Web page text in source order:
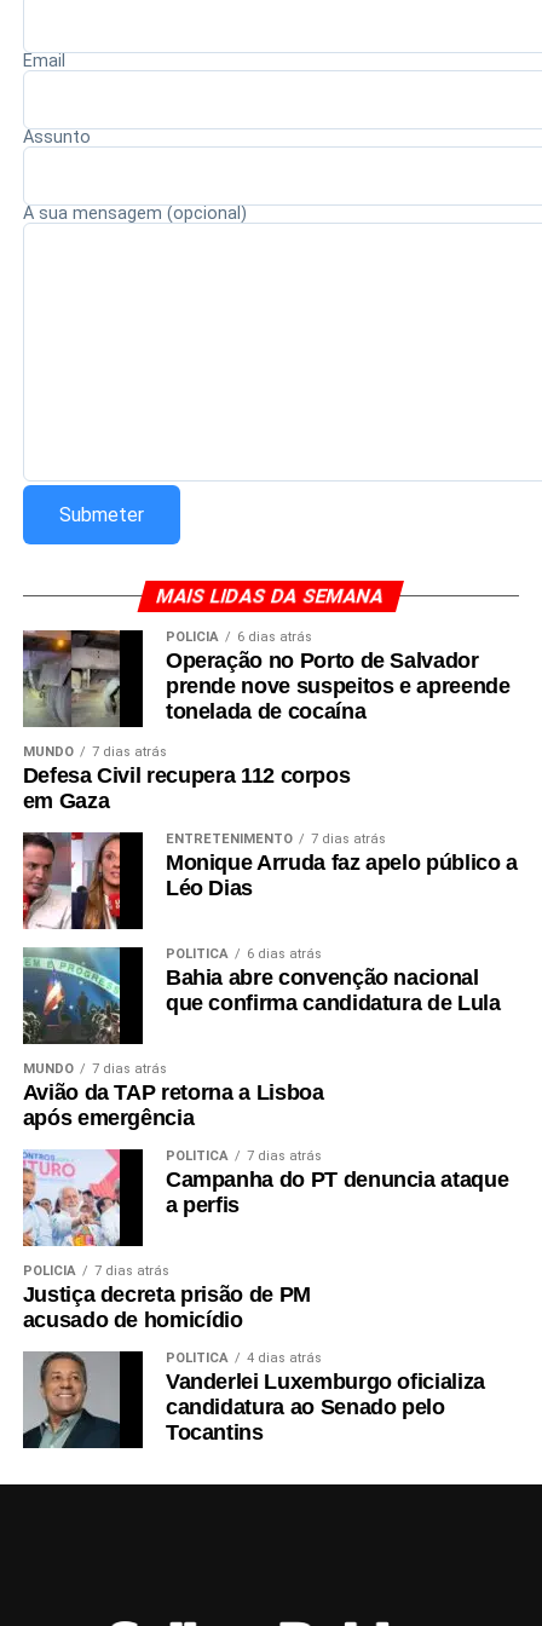
Email
Assunto
A sua mensagem (opcional)
MAIS LIDAS DA SEMANA
POLÍCIA 6 dias atrás
Operação no Porto de Salvador
prende nove suspeitos e apreende
tonelada de cocaína
MUNDO 7 dias atrás
Defesa Civil recupera 112 corpos
em Gaza
ENTRETENIMENTO 7 dias atrás
Monique Arruda faz apelo público a
Léo Dias
POLÍTICA 6 dias atrás
Bahia abre convenção nacional
que confirma candidatura de Lula
MUNDO 7 dias atrás
Avião da TAP retorna a Lisboa
após emergência
POLÍTICA 7 dias atrás
Campanha do PT denuncia ataque
a perfis
POLÍCIA 7 dias atrás
Justiça decreta prisão de PM
acusado de homicídio
POLÍTICA 4 dias atrás
Vanderlei Luxemburgo oficializa
candidatura ao Senado pelo
Tocantins